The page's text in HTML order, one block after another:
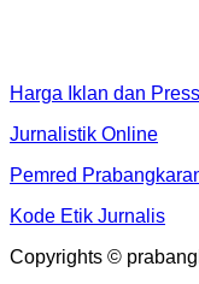
Harga Iklan dan
Jurnalistik Online
Pemred
Kode Etik Jurnalis
Copyrights ©